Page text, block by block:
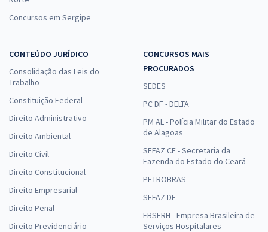
Concursos em Sergipe
CONTEÚDO JURÍDICO
Consolidação das Leis do
Trabalho
Constituição Federal
Direito Administrativo
Direito Ambiental
Direito Civil
Direito Constitucional
Direito Empresarial
Direito Penal
Direito Previdenciário
CONCURSOS MAIS
PROCURADOS
SEDES
PC DF - DELTA
PM AL - Polícia Militar do Estado
de Alagoas
SEFAZ CE - Secretaria da
Fazenda do Estado do Ceará
PETROBRAS
SEFAZ DF
EBSERH - Empresa Brasileira de
Serviços Hospitalares